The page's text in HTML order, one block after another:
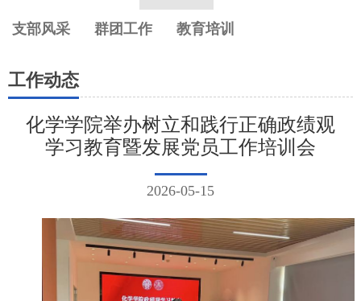
支部风采 群团工作 教育培训
工作动态
化学学院举办树立和践行正确政绩观
学习教育暨发展党员工作培训会
2026-05-15